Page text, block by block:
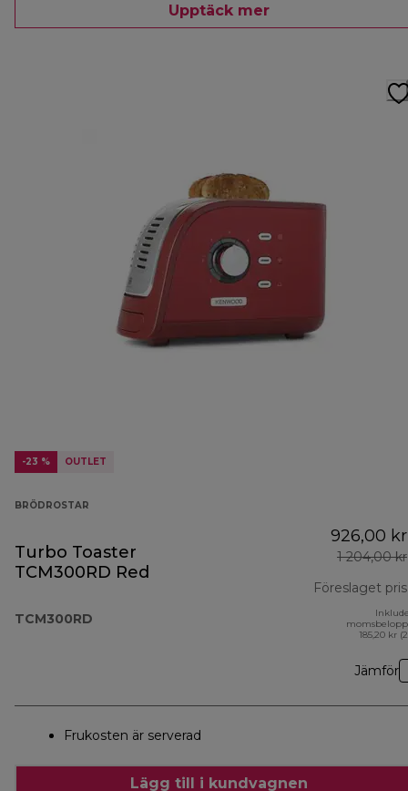
Upptäck mer
-23 % OUTLET
BRÖDROSTAR
Turbo Toaster
TCM300RD Red
TCM300RD
926,00 kr
1 204,00 kr
Föreslaget pris
185,20 kr
Jämför
Frukosten är serverad
Lägg till i kundvagnen